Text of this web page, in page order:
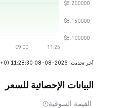
آخر تحديث: 2026-08-08 11:28:30 (UTC+0)
البيانات الإحصائية للسعر
القيمة السوقية